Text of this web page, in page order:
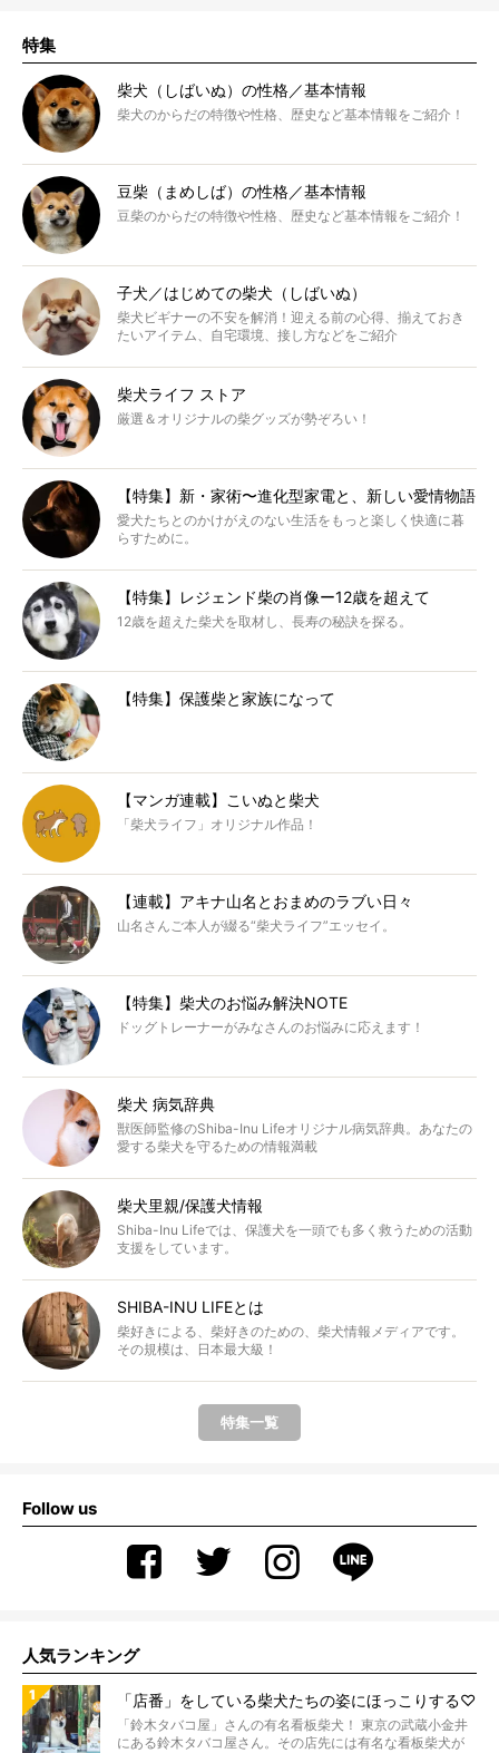
特集
柴犬（しばいぬ）の性格／基本情報
柴犬のからだの特徴や性格、歴史など基本情報をご紹介！
豆柴（まめしば）の性格／基本情報
豆柴のからだの特徴や性格、歴史など基本情報をご紹介！
子犬／はじめての柴犬（しばいぬ）
柴犬ビギナーの不安を解消！迎える前の心得、揃えておき
たいアイテム、自宅環境、接し方などをご紹介
柴犬ライフ ストア
厳選＆オリジナルの柴グッズが勢ぞろい！
【特集】新・家術〜進化型家電と、新しい愛情物語
愛犬たちとのかけがえのない生活をもっと楽しく快適に暮
らすために。
【特集】レジェンド柴の肖像ー12歳を超えて
12歳を超えた柴犬を取材し、長寿の秘訣を探る。
【特集】保護柴と家族になって
【マンガ連載】こいぬと柴犬
「柴犬ライフ」オリジナル作品！
【連載】アキナ山名とおまめのラブい日々
山名さんご本人が綴る“柴犬ライフ”エッセイ。
【特集】柴犬のお悩み解決NOTE
ドッグトレーナーがみなさんのお悩みに応えます！
柴犬 病気辞典
獣医師監修のShiba-Inu Lifeオリジナル病気辞典。あなたの
愛する柴犬を守るための情報満載
柴犬里親/保護犬情報
Shiba-Inu Lifeでは、保護犬を一頭でも多く救うための活動
支援をしています。
SHIBA-INU LIFEとは
柴好きによる、柴好きのための、柴犬情報メディアです。
その規模は、日本最大級！
特集一覧
Follow us
人気ランキング
「店番」をしている柴犬たちの姿にほっこりする♡
「鈴木タバコ屋」さんの有名看板柴犬！ 東京の武蔵小金井
にある鈴木タバコ屋さん。その店先には有名な看板柴犬が